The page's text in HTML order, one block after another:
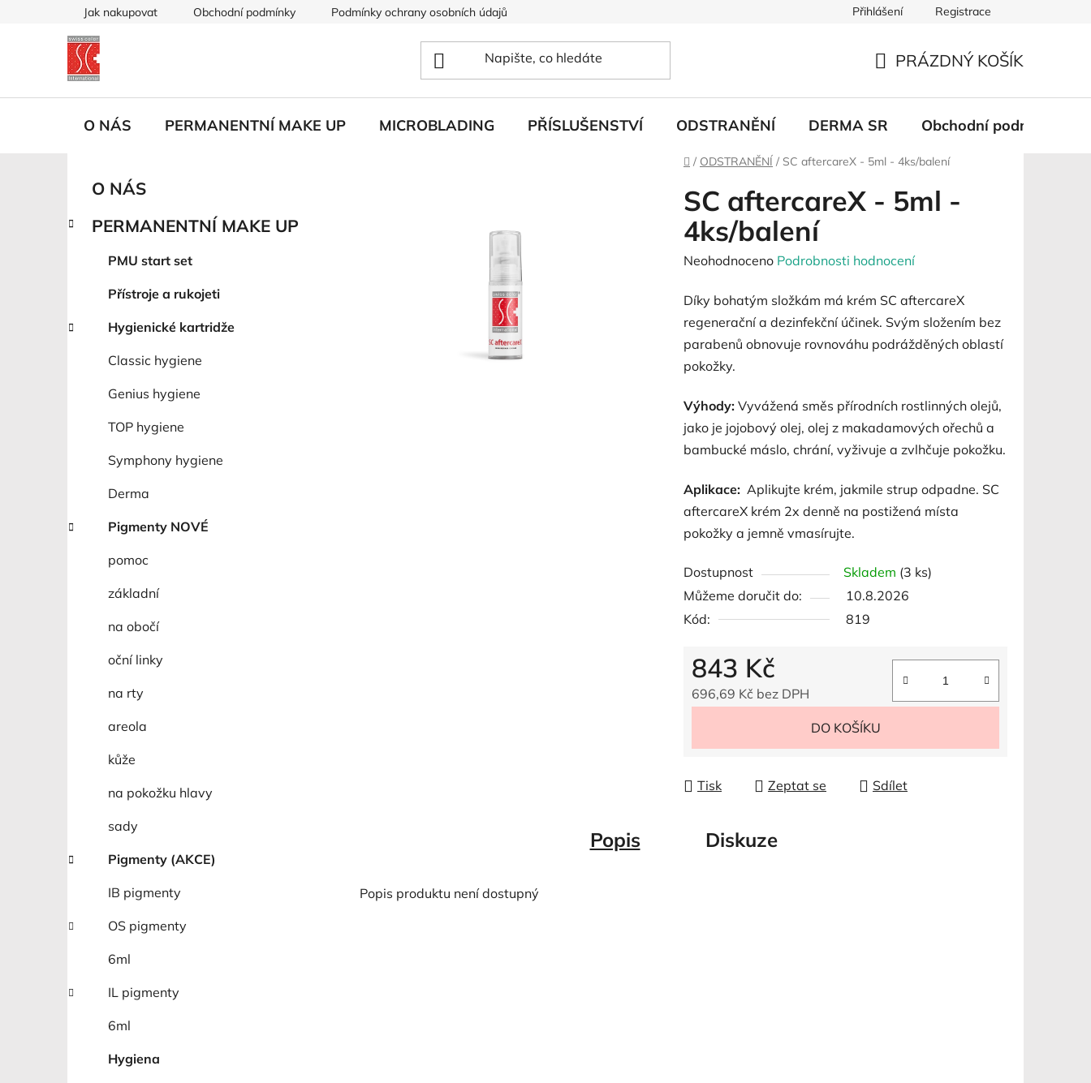
Jak nakupovat Obchodní podmínky Podmínky ochrany osobních údajů Přihlášení Registrace
KOŠÍK
PRÁZDNÝ KOŠÍK
O NÁS PERMANENTNÍ MAKE UP MICROBLADING PŘÍSLUŠENSTVÍ ODSTRANĚNÍ DERMA SR Obchodní podmínky
Domů
/ ODSTRANĚNÍ / SC aftercareX - 5ml - 4ks/balení
s
n
kategorie
e
e
O NÁS
PERMANENTNÍ MAKE UP
PMU start set
Přístroje a rukojeti
Hygienické kartridže
Classic hygiene
Genius hygiene
TOP hygiene
Symphony hygiene
Derma
Pigmenty NOVÉ
pomoc
základní
na obočí
oční linky
na rty
areola
kůže
na pokožku hlavy
sady
Pigmenty (AKCE)
IB pigmenty
OS pigmenty
6ml
IL pigmenty
6ml
Hygiena
SC aftercareX - 5ml -
4ks/balení
Průměrné
produktu
je
0,0
z
hvězdiček.
Neohodnoceno Podrobnosti hodnocení
Díky bohatým složkám má krém SC aftercareX
regenerační a dezinfekční účinek. Svým složením bez
parabenů obnovuje rovnováhu podrážděných oblastí
pokožky.
Výhody: Vyvážená směs přírodních rostlinných olejů,
jako je jojobový olej, olej z makadamových ořechů a
bambucké máslo, chrání, vyživuje a zvlhčuje pokožku.
Aplikace: Aplikujte krém, jakmile strup odpadne. SC
aftercareX krém 2x denně na postižená místa
pokožky a jemně vmasírujte.
Dostupnost Skladem (3 ks)
Můžeme doručit do:
10.8.2026
Kód:
819
843 Kč
696,69 Kč bez DPH
DO KOŠÍKU
Tisk Zeptat se Sdílet
Popis Diskuze
Popis produktu není dostupný